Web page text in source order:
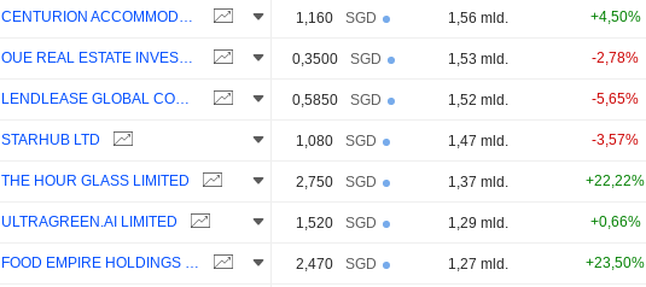
CENTURION ACCOMMODATION REIT 1,160 SGD 1,56 mld. +4,50%
OUE REAL ESTATE INVESTMENT TRUST 0,3500 SGD 1,53 mld. -2,78%
LENDLEASE GLOBAL COMMERCIAL REIT 0,5850 SGD 1,52 mld. -5,65%
STARHUB LTD 1,080 SGD 1,47 mld. -3,57%
THE HOUR GLASS LIMITED 2,750 SGD 1,37 mld. +22,22%
ULTRAGREEN.AI LIMITED 1,520 SGD 1,29 mld. +0,66%
FOOD EMPIRE HOLDINGS LIMITED 2,470 SGD 1,27 mld. +23,50%